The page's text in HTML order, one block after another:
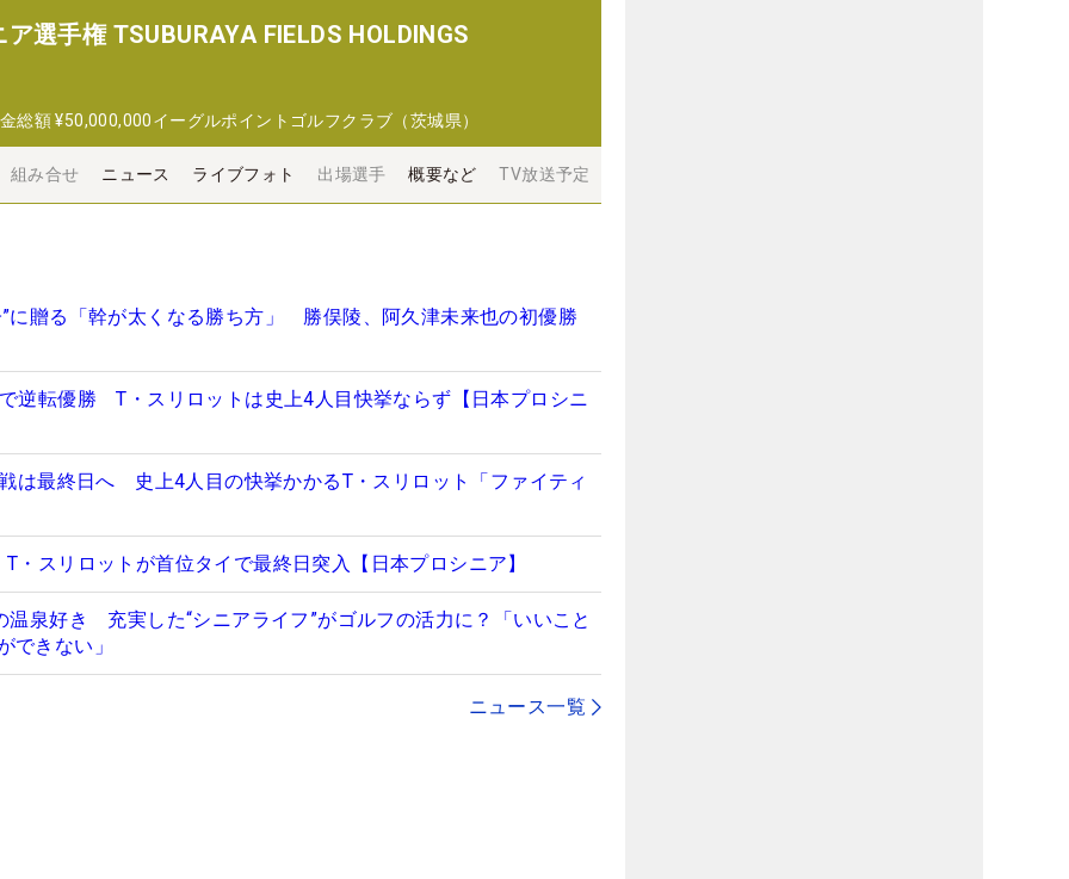
選手権 TSUBURAYA FIELDS HOLDINGS
総額 ¥50,000,000イーグルポイントゴルフクラブ（茨城県）
組み合せ ニュース ライブフォト 出場選手 概要など TV放送予定
”に贈る「幹が太くなる勝ち方」 勝俣陵、阿久津未来也の初優勝
逆転優勝 T・スリロットは史上4人目快挙ならず【日本プロシニ
は最終日へ 史上4人目の快挙かかるT・スリロット「ファイティ
スリロットが首位タイで最終日突入【日本プロシニア】
温泉好き 充実した“シニアライフ”がゴルフの活力に？「いいこと
できない」
ニュース一覧